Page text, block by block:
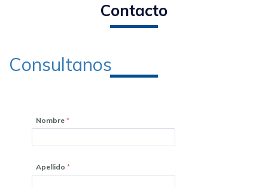
Contacto
Consultanos
Nombre
Apellido